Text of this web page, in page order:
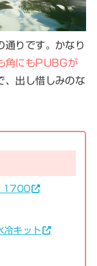
通りです。かなり
角にもPUBGが
、出し惜しみのな
1700
キット